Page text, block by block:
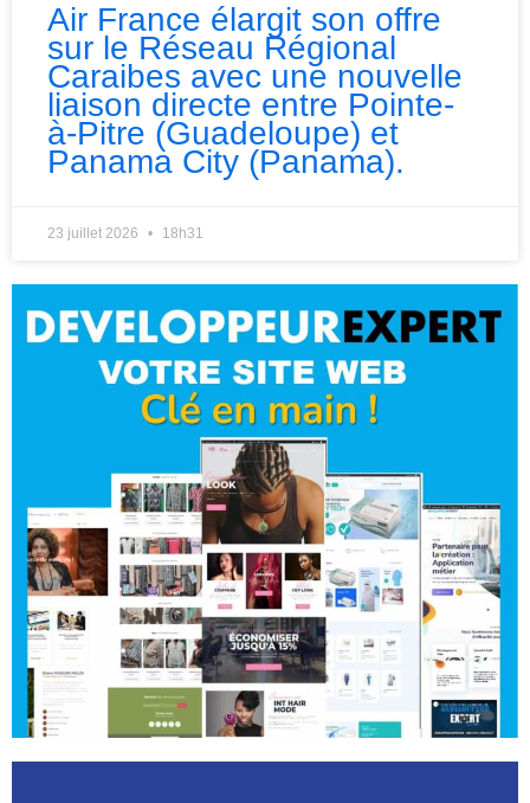
Air France élargit son offre
sur le Réseau Régional
Caraibes avec une nouvelle
liaison directe entre Pointe-
à-Pitre (Guadeloupe) et
Panama City (Panama).
23 juillet 2026 18h31